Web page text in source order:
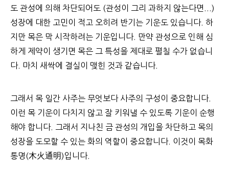
도 관성에 의해 차단되어도 (관성이 그리 과하지 않는다면...)
성장에 대한 고민이 적고 오히려 반기는 기운도 있습니다. 하
지만 목은 막 시작하려는 기운입니다. 만약 관성으로 인해 심
하게 제약이 생기면 목은 그 특성을 제대로 펼칠 수가 없습니
다. 마치 새싹에 결실이 맺힌 것과 같습니다.
그래서 목 일간 사주는 무엇보다 사주의 구성이 중요합니다.
이런 목 기운이 다치지 않고 잘 키워낼 수 있도록 기운이 순행
해야 합니다. 그래서 지나친 금 관성의 개입을 차단하고 목의
성장을 도모할 수 있는 화의 역할이 중요합니다. 이것이 목화
통명(木火通明)입니다.